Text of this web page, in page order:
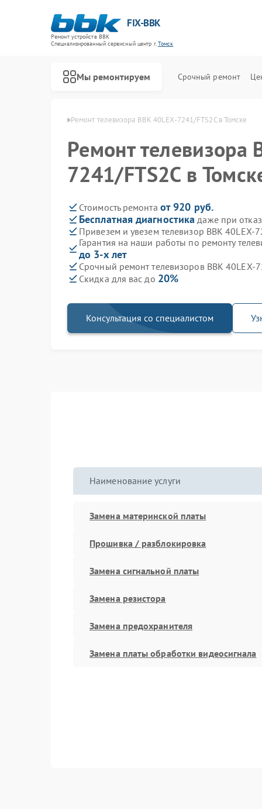
FIX-BBK
Ремонт устройств BBK
Специализированный cервисный центр г.Томск
Мы ремонтируем Срочный ремонт
Ремонт телевизора BBK 40LEX-7241/FTS2C в Томске
Ремонт телевизора
7241/FTS2C в
Стоимость ремонта от 920 руб.
Бесплатная диагностика даже при
Привезем и увезем телевизор BBK 40LEX-
Гарантия на наши работы по ремонту
до 3-х лет
Срочный ремонт телевизоров BBK 40LEX-
Скидка для вас до 20%
Консультация со специалистом
Наименование услуги
Замена материнской платы
Прошивка / разблокировка
Замена сигнальной платы
Замена резистора
Замена предохранителя
Замена платы обработки видеосигнала